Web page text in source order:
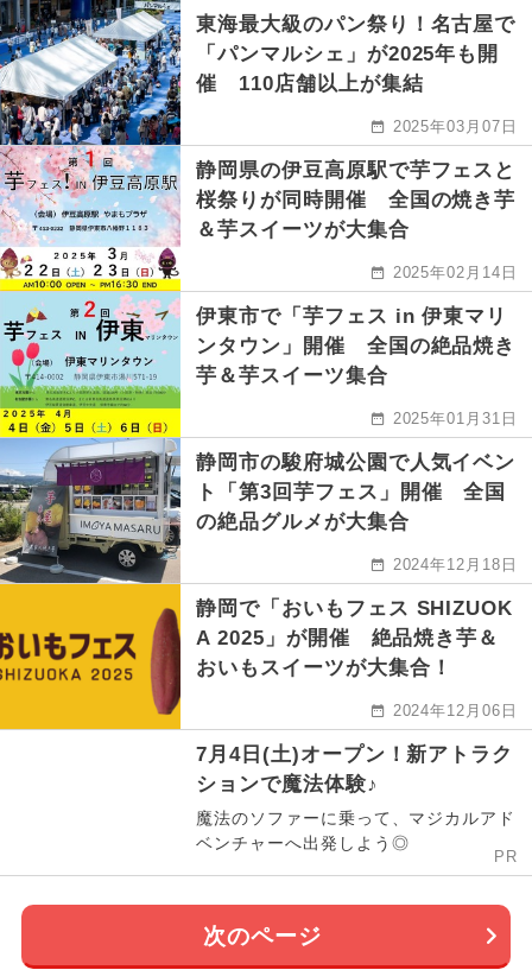
東海最大級のパン祭り！名古屋で
「パンマルシェ」が2025年も開
催 110店舗以上が集結
2025年03月07日
静岡県の伊豆高原駅で芋フェスと
桜祭りが同時開催 全国の焼き芋
＆芋スイーツが大集合
2025年02月14日
伊東市で「芋フェス in 伊東マリ
ンタウン」開催 全国の絶品焼き
芋＆芋スイーツ集合
2025年01月31日
静岡市の駿府城公園で人気イベン
ト「第3回芋フェス」開催 全国
の絶品グルメが大集合
2024年12月18日
静岡で「おいもフェス SHIZUOK
A 2025」が開催 絶品焼き芋＆
おいもスイーツが大集合！
2024年12月06日
7月4日(土)オープン！新アトラク
ションで魔法体験♪
魔法のソファーに乗って、マジカルアド
ベンチャーへ出発しよう◎
PR
次のページ